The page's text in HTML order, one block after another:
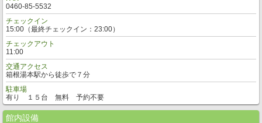
0460-85-5532
チェックイン
15:00（最終チェックイン：23:00）
チェックアウト
11:00
交通アクセス
箱根湯本駅から徒歩で７分
駐車場
有り １５台 無料 予約不要
館内設備